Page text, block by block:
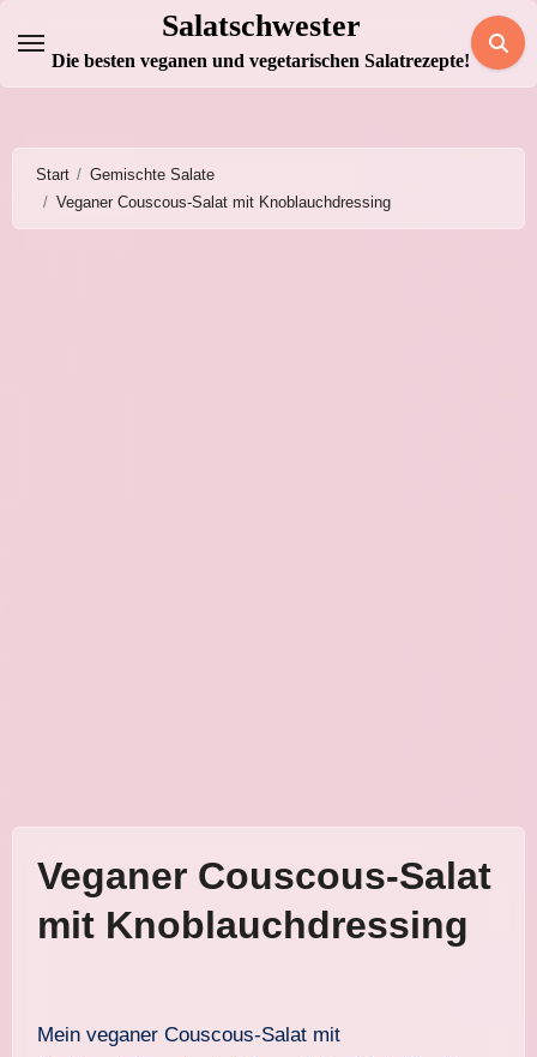
Inhalt
springen
Salatschwester
Die besten veganen und vegetarischen Salatrezepte!
Start
Gemischte Salate
Veganer Couscous-Salat mit Knoblauchdressing
Veganer Couscous-Salat
mit Knoblauchdressing
Mein veganer Couscous-Salat mit